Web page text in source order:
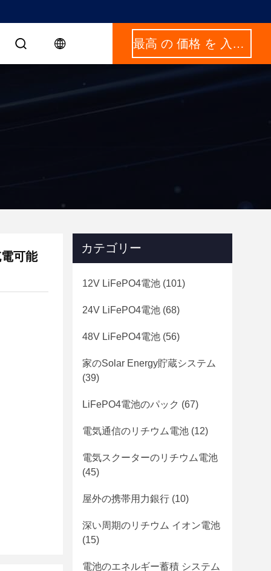
最高 の 価格 を 入手 する
可能
カテゴリー
12V LiFePO4電池 (101)
24V LiFePO4電池 (68)
48V LiFePO4電池 (56)
家のSolar Energy貯蔵システム
(39)
LiFePO4電池のパック (67)
電気通信のリチウム電池 (12)
電気スクーターのリチウム電池
(45)
屋外の携帯用力銀行 (10)
深い周期のリチウム イオン電池
(15)
電池のエネルギー蓄積 システム